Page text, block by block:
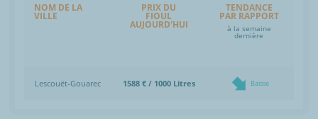
NOM DE LA
VILLE
PRIX DU
FIOUL
AUJOURD'HUI
TENDANCE
PAR RAPPORT
à la semaine
dernière
Lescouët-Gouarec 1588 € / 1000 Litres Baisse